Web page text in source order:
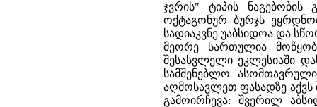
ჯვრის" ტიპის
ოქტაგონურ ბურჯს
სადიაკვნე უაბსიდოა და
მეორე სართულია
შესასვლელი ეკლესიაში
სამშენებლო
აღმოსავლეთ ფასადზე აქვს
გამოირჩევა: შვერილ